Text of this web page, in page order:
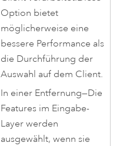
Option bietet
möglicherweise eine
bessere Performance als
die Durchführung der
Auswahl auf dem Client.
In einer Entfernung—Die
Features im Eingabe-
Layer werden
ausgewählt, wenn sie